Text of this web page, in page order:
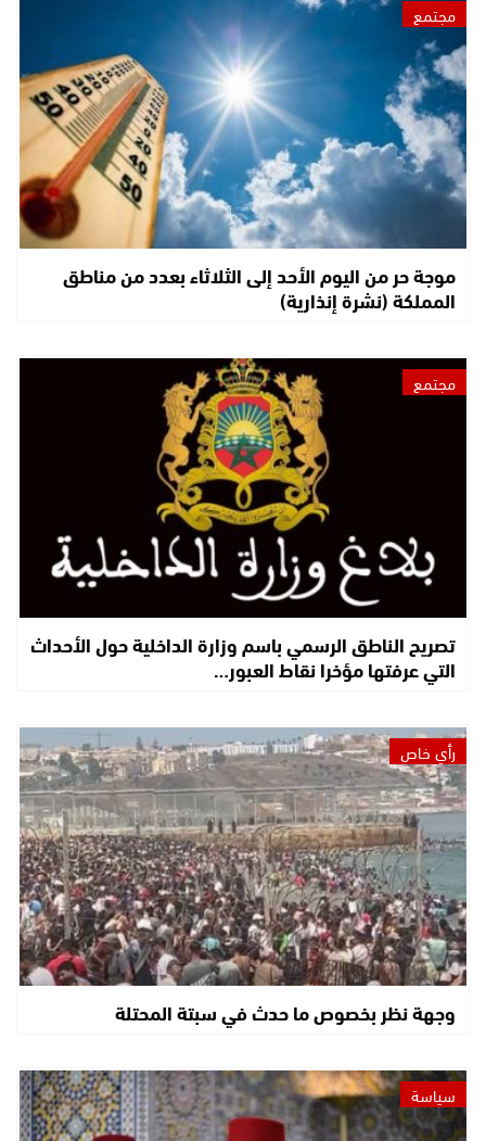
مجتمع
موجة حر من اليوم الأحد إلى الثلاثاء بعدد من مناطق
المملكة (نشرة إنذارية)
مجتمع
تصريح الناطق الرسمي باسم وزارة الداخلية حول الأحداث
التي عرفتها مؤخرا نقاط العبور…
رأي خاص
وجهة نظر بخصوص ما حدث في سبتة المحتلة
سياسة